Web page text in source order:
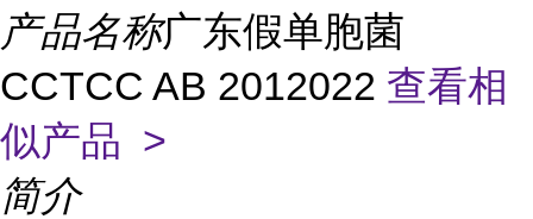
产品名称广东假单胞菌
CCTCC AB 2012022 查看相
似产品 >
简介